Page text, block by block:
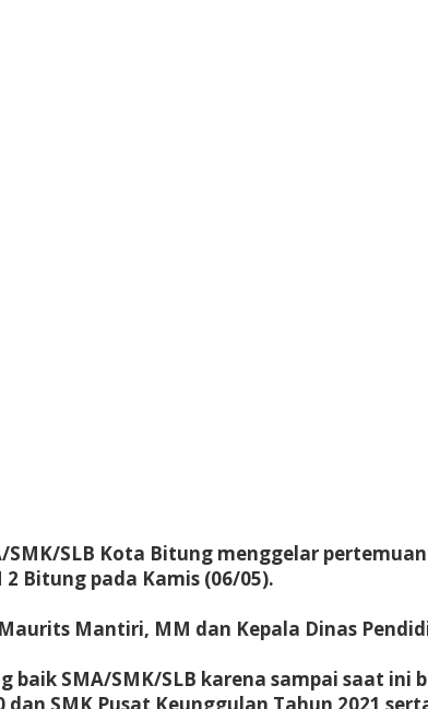
SLB Kota Bitung menggelar
Bitung pada Kamis (06/05).
Mantiri, MM dan Kepala Dinas
baik SMA/SMK/SLB karena sampai saat
dan SMK Pusat Keunggulan Tahun 2021